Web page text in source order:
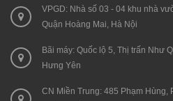
VPGD: Nhà số 03 - 04 khu nhà
Quận Hoàng Mai, Hà Nội
Bãi máy: Quốc lộ 5, Thị trấn Như
Hưng Yên
CN Miền Trung: 485 Phạm Hùng,